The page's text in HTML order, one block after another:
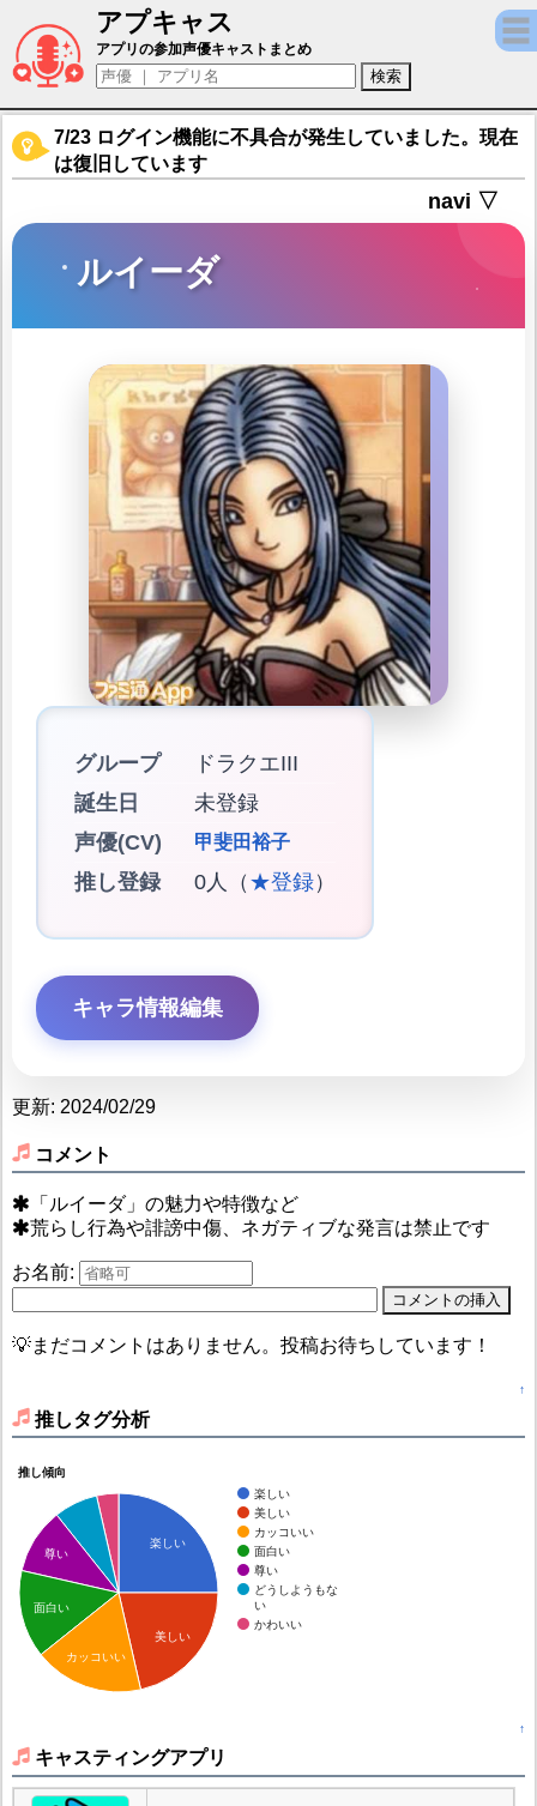
アプキャス
ルイーダ（声優：甲斐田裕子)【ドラゴンク
アプリの参加声優キャストまとめ
7/23 ログイン機能に不具合が発生していました。現在
は復旧しています
navi ▽
ルイーダ
グループ
ドラクエIII
誕生日
未登録
声優(CV)
甲斐田裕子
推し登録 0人（ ★登録）
キャラ情報編集
更新: 2024/02/29
コメント
「ルイーダ」の魅力や特徴など
荒らし行為や誹謗中傷、ネガティブな発言は禁止です
お名前:
💡まだコメントはありません。投稿お待ちしています！
↑
推しタグ分析
推し傾向
楽しい
美しい
カッコいい
面白い
尊い
どうしようもな
い
かわいい
楽しい
美しい
尊い
面白い
カッコいい
↑
キャスティングアプリ